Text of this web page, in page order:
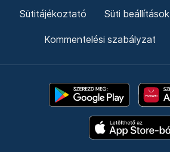
Sütitájékoztató Süti beállítások
Kommentelési szabályzat